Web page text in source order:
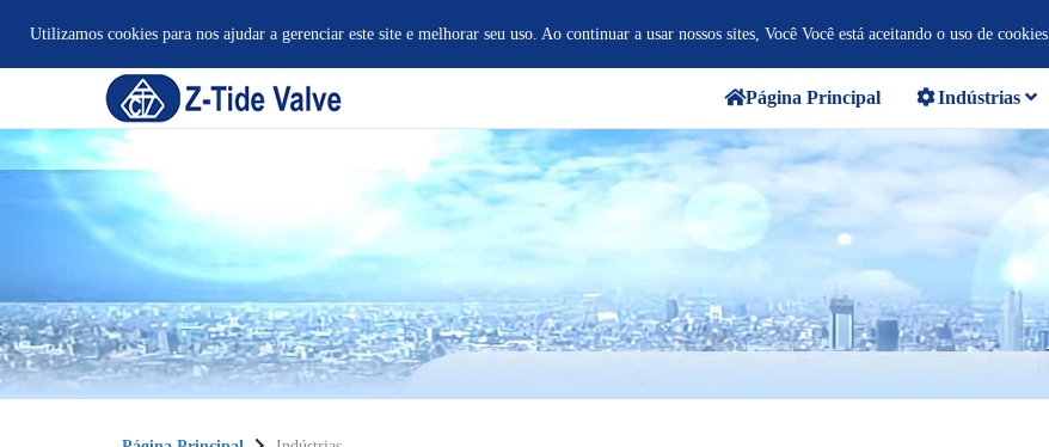
Utilizamos cookies para nos ajudar a gerenciar este site e melhorar seu uso. Ao continuar a usar nossos sites, Você Você está aceitando o uso de cookies.
Página Principal Indústrias